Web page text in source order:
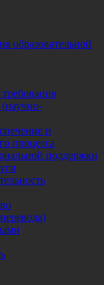
образовательной
и
процесса
поддержки